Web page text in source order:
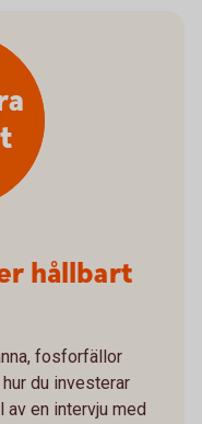
hållbart
fosforfällor
du investerar
en intervju med